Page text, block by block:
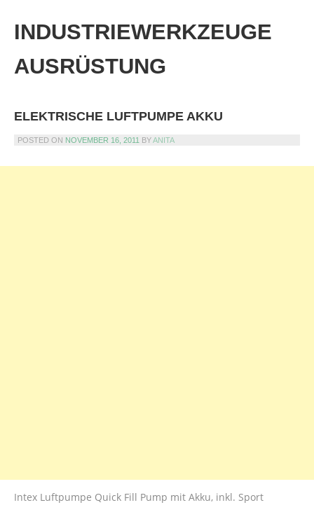
content
INDUSTRIEWERKZEUGE
AUSRÜSTUNG
ELEKTRISCHE LUFTPUMPE AKKU
POSTED ON NOVEMBER 16, 2011 BYANITA
Intex Luftpumpe Quick Fill Pump mit Akku, inkl. Sport